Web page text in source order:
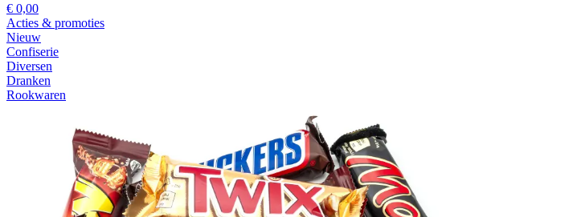
€ 0,00
Acties & promoties
Nieuw
Confiserie
Diversen
Dranken
Rookwaren